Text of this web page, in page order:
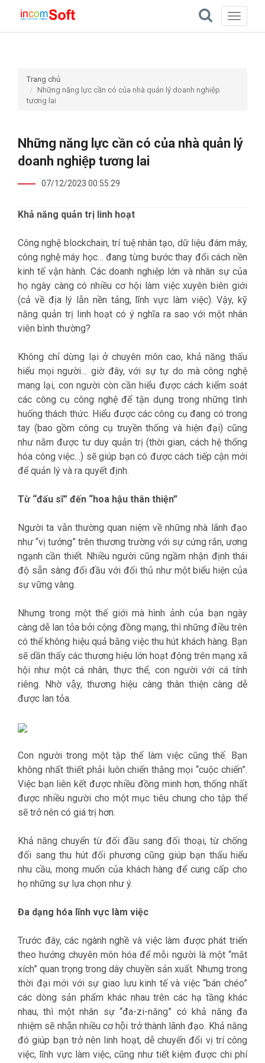
Toggle
Trang chủ
Những năng lực cần có của nhà quản lý doanh nghiệp
tương lai
Những năng lực cần có của nhà quản lý
doanh nghiệp tương lai
07/12/2023 00:55:29
Khả năng quản trị linh hoạt
Công nghệ blockchain, trí tuệ nhân tạo, dữ liệu đám mây,
công nghệ máy học… đang từng bước thay đổi cách nền
kinh tế vận hành. Các doanh nghiệp lớn và nhân sự của
họ ngày càng có nhiều cơ hội làm việc xuyên biên giới
(cả về địa lý lẫn nền tảng, lĩnh vực làm việc). Vậy, kỹ
năng quản trị linh hoạt có ý nghĩa ra sao với một nhân
viên bình thường?
Không chỉ dừng lại ở chuyên môn cao, khả năng thấu
hiểu mọi người… giờ đây, với sự tự do mà công nghệ
mang lại, con người còn cần hiểu được cách kiểm soát
các công cụ công nghệ để tận dụng trong những tình
huống thách thức. Hiểu được các công cụ đang có trong
tay (bao gồm công cụ truyền thống và hiện đại) cũng
như nắm được tư duy quản trị (thời gian, cách hệ thống
hóa công việc…) sẽ giúp bạn có được cách tiếp cận mới
để quản lý và ra quyết định.
Từ “đấu sĩ” đến “hoa hậu thân thiện”
Người ta vẫn thường quan niệm về những nhà lãnh đạo
như “vị tướng” trên thương trường với sự cứng rắn, ương
ngạnh cần thiết. Nhiều người cũng ngầm nhận định thái
độ sẵn sàng đối đầu với đối thủ như một biểu hiện của
sự vững vàng.
Nhưng trong một thế giới mà hình ảnh của bạn ngày
càng dễ lan tỏa bởi cộng đồng mạng, thì những điều trên
có thể không hiệu quả bằng việc thu hút khách hàng. Bạn
sẽ dần thấy các thương hiệu lớn hoạt động trên mạng xã
hội như một cá nhân, thực thể, con người với cá tính
riêng. Nhờ vậy, thương hiệu càng thân thiện càng dễ
được lan tỏa.
Con người trong một tập thể làm việc cũng thế. Bạn
không nhất thiết phải luôn chiến thắng mọi “cuộc chiến”.
Việc bạn liên kết được nhiều đồng minh hơn, thống nhất
được nhiều người cho một mục tiêu chung cho tập thể
sẽ trở nên có giá trị hơn.
Khả năng chuyển từ đối đầu sang đối thoại, từ chống
đối sang thu hút đối phương cũng giúp bạn thấu hiểu
nhu cầu, mong muốn của khách hàng để cung cấp cho
họ những sự lựa chọn như ý.
Đa dạng hóa lĩnh vực làm việc
Trước đây, các ngành nghề và việc làm được phát triển
theo hướng chuyên môn hóa để mỗi người là một “mắt
xích” quan trọng trong dây chuyền sản xuất. Nhưng trong
thời đại mới với sự giao lưu kinh tế và việc “bán chéo”
các dòng sản phẩm khác nhau trên các hạ tầng khác
nhau, thì một nhân sự “đa-zi-năng” có khả năng đa
nhiệm sẽ nhận nhiều cơ hội trở thành lãnh đạo. Khả năng
đó giúp bạn trở nên linh hoạt, dễ chuyển đổi vị trí công
việc, lĩnh vực làm việc, cũng như tiết kiệm được chi phí